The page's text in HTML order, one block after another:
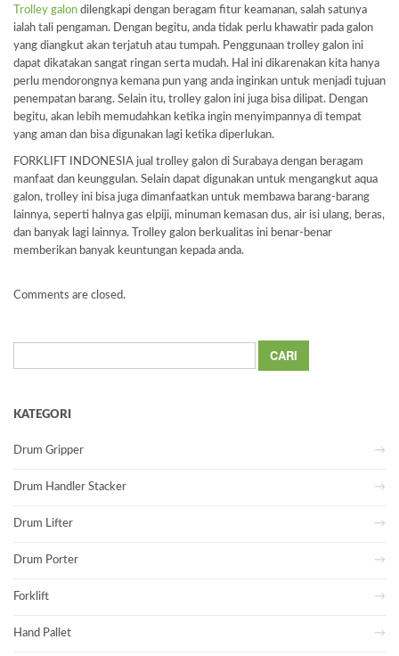
Trolley galon dilengkapi dengan beragam fitur keamanan, salah satunya
ialah tali pengaman. Dengan begitu, anda tidak perlu khawatir pada galon
yang diangkut akan terjatuh atau tumpah. Penggunaan trolley galon ini
dapat dikatakan sangat ringan serta mudah. Hal ini dikarenakan kita hanya
perlu mendorongnya kemana pun yang anda inginkan untuk menjadi tujuan
penempatan barang. Selain itu, trolley galon ini juga bisa dilipat. Dengan
begitu, akan lebih memudahkan ketika ingin menyimpannya di tempat
yang aman dan bisa digunakan lagi ketika diperlukan.
FORKLIFT INDONESIA jual trolley galon di Surabaya dengan beragam
manfaat dan keunggulan. Selain dapat digunakan untuk mengangkut aqua
galon, trolley ini bisa juga dimanfaatkan untuk membawa barang-barang
lainnya, seperti halnya gas elpiji, minuman kemasan dus, air isi ulang, beras,
dan banyak lagi lainnya. Trolley galon berkualitas ini benar-benar
memberikan banyak keuntungan kepada anda.
Comments are closed.
untuk:
KATEGORI
Drum Gripper
Drum Handler Stacker
Drum Lifter
Drum Porter
Forklift
Hand Pallet